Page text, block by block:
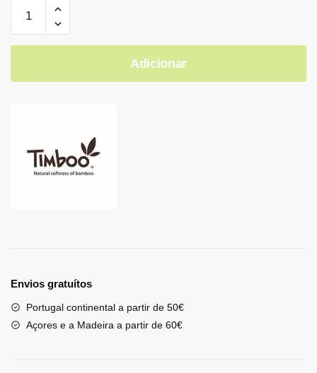
Adicionar
Envios gratuítos
Portugal continental a partir de 50€
Açores e a Madeira a partir de 60€